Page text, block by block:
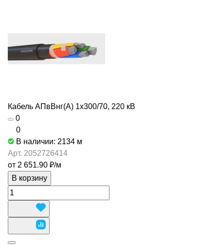
Кабель АПвВнг(А) 1х300/70, 220 кВ
0
0
В наличии: 2134 м
Арт. 2052726414
от 2 651.90 ₽/м
В корзину